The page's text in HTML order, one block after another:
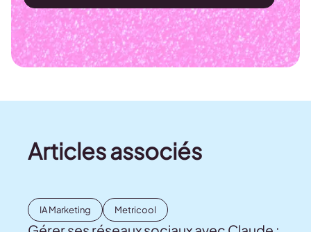
Articles associés
IA Marketing Metricool